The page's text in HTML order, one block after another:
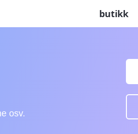
butikk
osv.